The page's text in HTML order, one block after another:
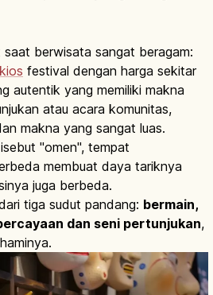
berwisata sangat beragam:
kios festival dengan harga sekitar
autentik yang memiliki makna
atau acara komunitas,
makna yang sangat luas.
"omen", tempat
membuat daya tariknya
juga berbeda.
tiga sudut pandang: bermain,
dan seni pertunjukan,